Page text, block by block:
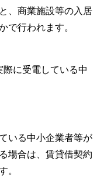
、商業施設等の入居
で行われます。
に受電している中
いる中小企業者等が
場合は、賃貸借契約
。